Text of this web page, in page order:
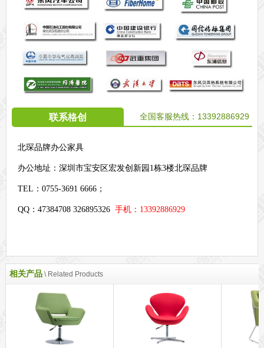
联系格创 全国客服热线： 13392886929
北琛品牌办公家具
办公地址： 深圳市宝安区宏发创新园1栋3楼北琛品牌
TEL：0755-3691 6666；
QQ：47384708 326895326 手机：13392886929
相关产品 \ Related Products